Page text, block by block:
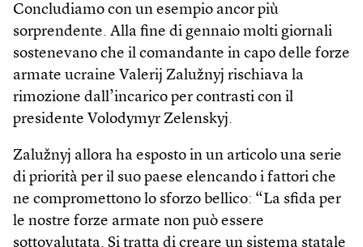
Concludiamo con un esempio ancor più
sorprendente. Alla fine di gennaio molti giornali
sostenevano che il comandante in capo delle forze
armate ucraine Valerij Zalužnyj rischiava la
rimozione dall’incarico per contrasti con il
presidente Volodymyr Zelenskyj.
Zalužnyj allora ha esposto in un articolo una serie
di priorità per il suo paese elencando i fattori che
ne compromettono lo sforzo bellico: “La sfida per
le nostre forze armate non può essere
sottovalutata. Si tratta di creare un sistema statale